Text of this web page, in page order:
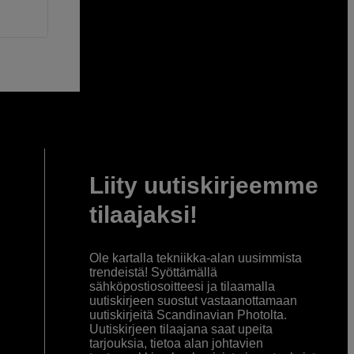
Liity uutiskirjeemme
tilaajaksi!
Ole kartalla tekniikka-alan uusimmista
trendeistä! Syöttämällä
sähköpostiosoitteesi ja tilaamalla
uutiskirjeen suostut vastaanottamaan
uutiskirjeitä Scandinavian Photolta.
Uutiskirjeen tilaajana saat upeita
tarjouksia, tietoa alan johtavien